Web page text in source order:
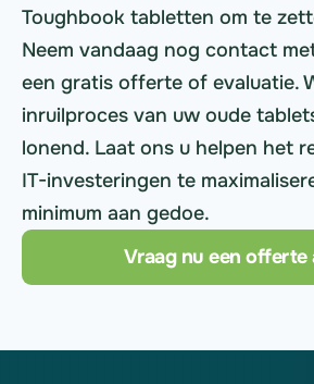
Toughbook tabletten om te
Neem vandaag nog contact
een gratis offerte of evaluatie.
inruilproces van uw oude
lonend. Laat ons u helpen het
IT-investeringen te
minimum aan gedoe.
Vraag nu een offerte